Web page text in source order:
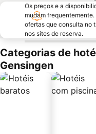
Os preços e a
mudam
ofertas que consulta no
nos sites de reserva.
Categorias de
Gensingen